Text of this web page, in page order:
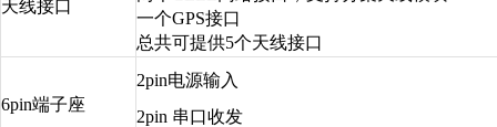
天线接口
一个GPS接口
总共可提供5个天线接口
6pin端子座
2pin电源输入
2pin 串口收发